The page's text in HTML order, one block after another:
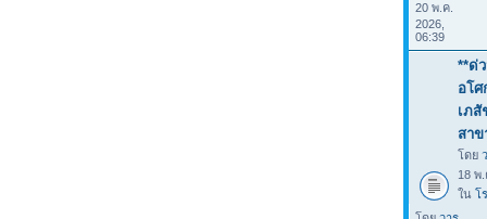
20 พ.ค.
2026,
06:39
**ด่
อโ
เภสั
สาข
โดย
18 พ
ใน โ